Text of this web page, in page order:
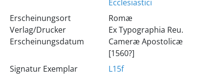
Ecclesiastici
Erscheinungsort
Verlag/Drucker
Erscheinungsdatum
Romæ
Ex Typographia Reu.
Cameræ Apostolicæ
[1560?]
Signatur Exemplar
L15f